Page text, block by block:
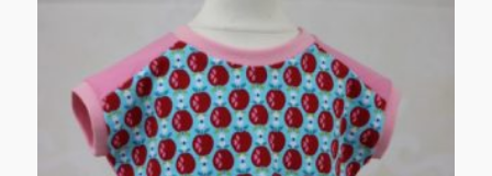
Produkte
in
aufsteigender
Reihenfolge
zu